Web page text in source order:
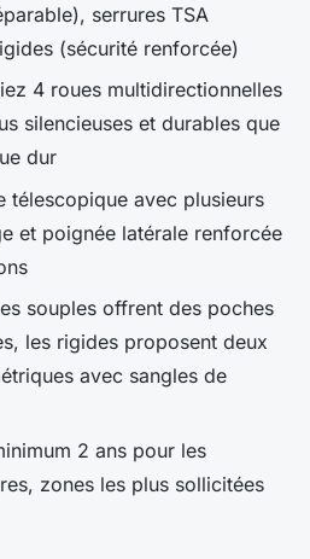
serrures TSA
(sécurité renforcée)
4 roues multidirectionnelles
silencieuses et durables que
dur
télescopique avec plusieurs
et poignée latérale renforcée
souples offrent des poches
les rigides proposent deux
avec sangles de
2 ans pour les
zones les plus sollicitées